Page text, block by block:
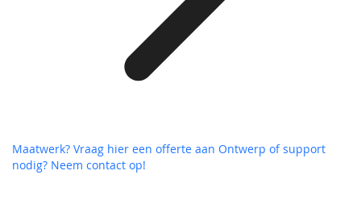
Maatwerk? Vraag hier een offerte aan Ontwerp of support
nodig? Neem contact op!